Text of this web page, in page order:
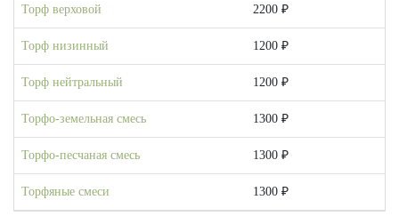
Торф верховой 2200 ₽
Торф низинный 1200 ₽
Торф нейтральный 1200 ₽
Торфо-земельная смесь 1300 ₽
Торфо-песчаная смесь 1300 ₽
Торфяные смеси 1300 ₽